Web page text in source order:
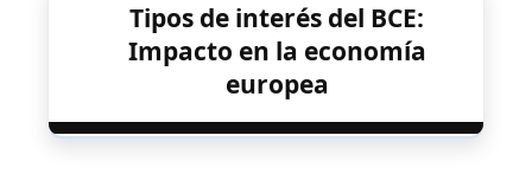
Tipos de interés del BCE:
Impacto en la economía
europea